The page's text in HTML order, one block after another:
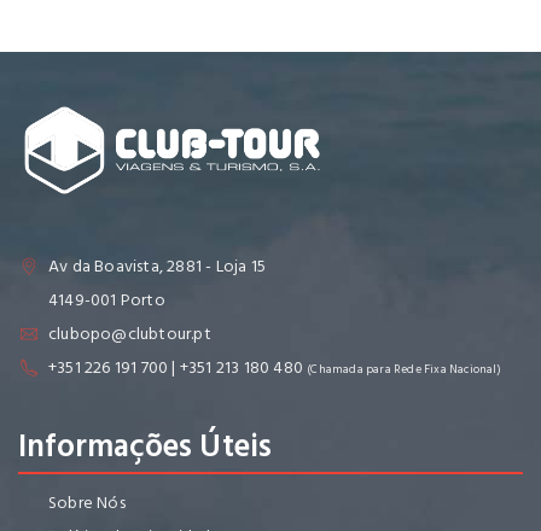
Av da Boavista, 2881 - Loja 15
4149-001 Porto
clubopo@clubtour.pt
+351 226 191 700 | +351 213 180 480 (Chamada para Rede Fixa Nacional)
Informações Úteis
Sobre Nós